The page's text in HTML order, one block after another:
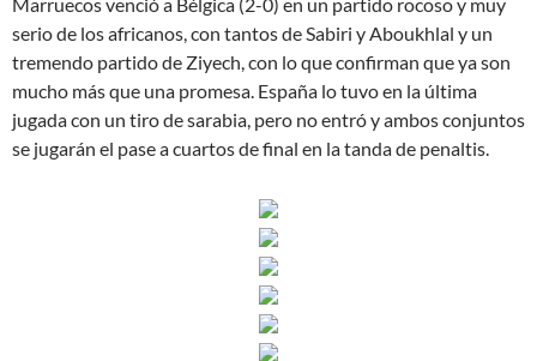
serio de los africanos, con tantos de Sabiri y Aboukhlal y un
tremendo partido de Ziyech, con lo que confirman que ya son
mucho más que una promesa. España lo tuvo en la última
jugada con un tiro de sarabia, pero no entró y ambos conjuntos
se jugarán el pase a cuartos de final en la tanda de penaltis.